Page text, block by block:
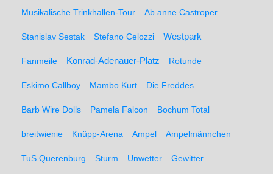
Musikalische Trinkhallen-Tour Ab anne Castroper
Stanislav Sestak Stefano Celozzi Westpark
Fanmeile Konrad-Adenauer-Platz Rotunde
Eskimo Callboy Mambo Kurt Die Freddes
Barb Wire Dolls Pamela Falcon Bochum Total
breitwienie Knüpp-Arena Ampel Ampelmännchen
TuS Querenburg Sturm Unwetter Gewitter